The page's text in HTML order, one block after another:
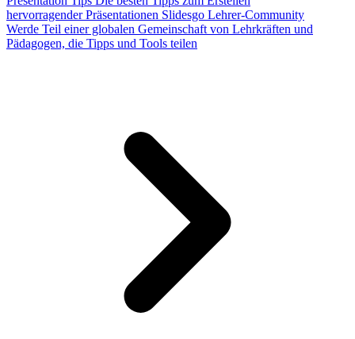
hervorragender Präsentationen Slidesgo Lehrer-Community
Werde Teil einer globalen Gemeinschaft von Lehrkräften und
Pädagogen, die Tipps und Tools teilen